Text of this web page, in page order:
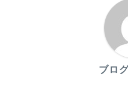
ブロ